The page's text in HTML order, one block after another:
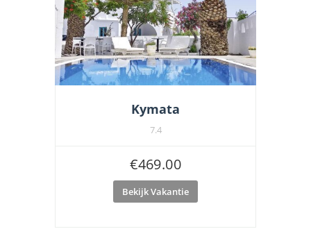
Kymata
7.4
€469.00
Bekijk Vakantie